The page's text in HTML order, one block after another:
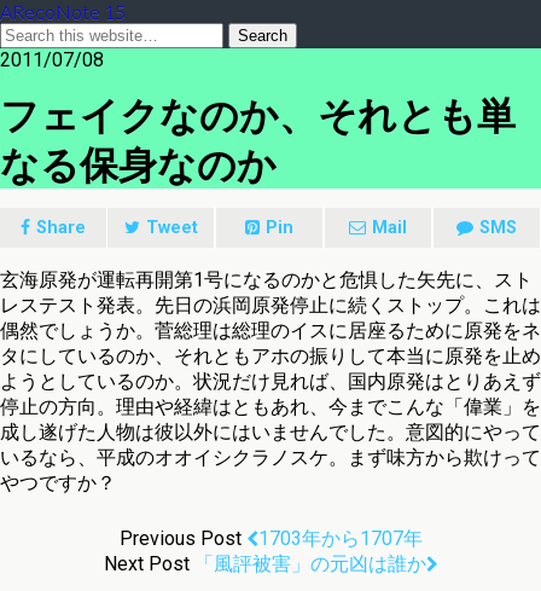
ARecoNote 15
2011/07/08
フェイクなのか、それとも単
なる保身なのか
Share Tweet Pin Mail SMS
玄海原発が運転再開第1号になるのかと危惧した矢先に、スト
レステスト発表。先日の浜岡原発停止に続くストップ。これは
偶然でしょうか。菅総理は総理のイスに居座るために原発をネ
タにしているのか、それともアホの振りして本当に原発を止め
ようとしているのか。状況だけ見れば、国内原発はとりあえず
停止の方向。理由や経緯はともあれ、今までこんな「偉業」を
成し遂げた人物は彼以外にはいませんでした。意図的にやって
いるなら、平成のオオイシクラノスケ。まず味方から欺けって
やつですか？
Previous Post
1703年から1707年
Next Post
「風評被害」の元凶は誰か